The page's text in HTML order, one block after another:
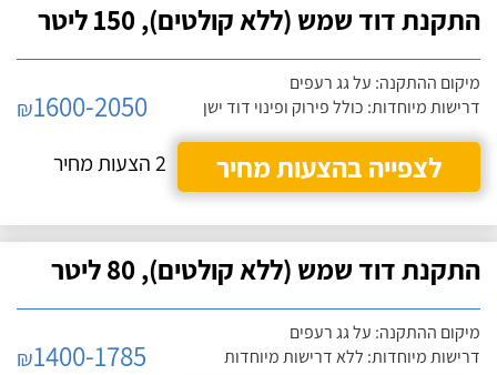
התקנת דוד שמש (ללא קולטים), 150 ליטר
מיקום ההתקנה: על גג רעפים
דרישות מיוחדות: כולל פירוק ופינוי דוד ישן
₪1600-2050
לצפייה בהצעות מחיר
2 הצעות מחיר
התקנת דוד שמש (ללא קולטים), 80 ליטר
מיקום ההתקנה: על גג רעפים
דרישות מיוחדות: ללא דרישות מיוחדות
₪1400-1785